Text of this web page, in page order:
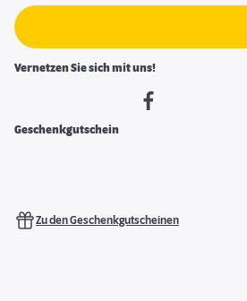
Vernetzen Sie sich mit uns!
Geschenkgutschein
Zu den Geschenkgutscheinen